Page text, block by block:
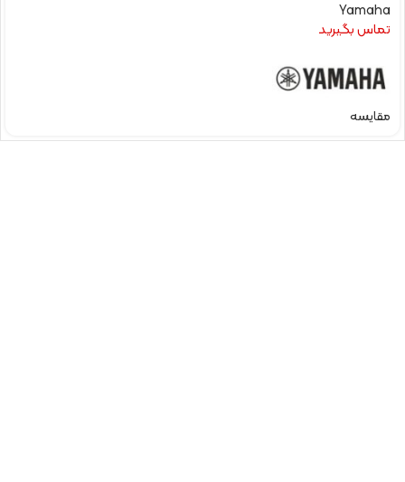
Yamaha
تماس بگیرید
مقایسه